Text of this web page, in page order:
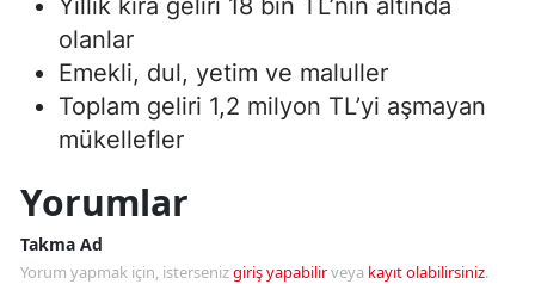
olanlar
Emekli, dul, yetim ve maluller
Toplam geliri 1,2 milyon TL’yi aşmayan
mükellefler
Yorumlar
Takma Ad
Yorum yapmak için, istersenizgiriş yapabilirveya kayıt olabilirsiniz.